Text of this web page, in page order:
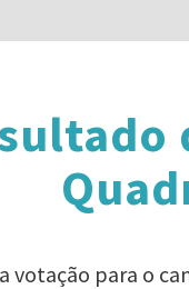
votação para o